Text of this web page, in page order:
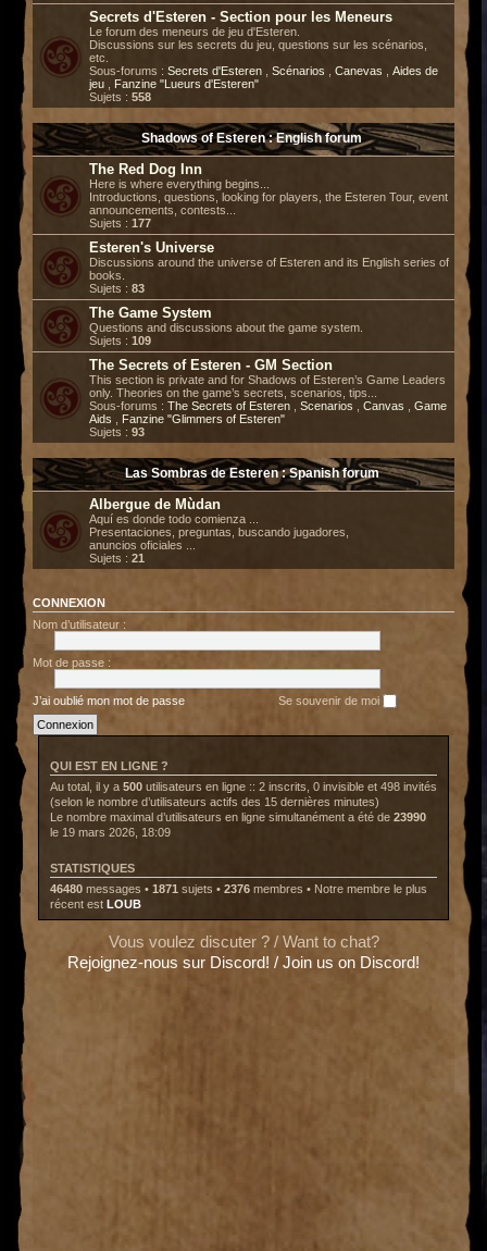
Secrets d'Esteren - Section pour les Meneurs
Le forum des meneurs de jeu d'Esteren.
Discussions sur les secrets du jeu, questions sur les scénarios,
etc.
Sous-forums : Secrets d'Esteren Scénarios Canevas
Aides de
jeu
Fanzine "Lueurs d'Esteren"
Sujets : 558
Shadows of Esteren : English forum
The Red Dog Inn
Here is where everything begins...
Introductions, questions, looking for players, the Esteren Tour, event
announcements, contests...
Sujets : 177
Esteren's Universe
Discussions around the universe of Esteren and its English series of
books.
Sujets : 83
The Game System
Questions and discussions about the game system.
Sujets : 109
The Secrets of Esteren - GM Section
This section is private and for Shadows of Esteren’s Game Leaders
only. Theories on the game’s secrets, scenarios, tips...
Sous-forums : The Secrets of Esteren Scenarios Canvas
Game
Aids
Fanzine "Glimmers of Esteren"
Sujets : 93
Las Sombras de Esteren : Spanish forum
Albergue de Mùdan
Aquí es donde todo comienza ...
Presentaciones, preguntas, buscando jugadores,
anuncios oficiales ...
Sujets : 21
CONNEXION
Nom d’utilisateur :
Mot de passe :
J’ai oublié mon mot de passe Se souvenir de moi
QUI EST EN LIGNE ?
Au total, il y a 500 utilisateurs en ligne :: 2 inscrits, 0 invisible et 498 invités
(selon le nombre d’utilisateurs actifs des 15 dernières minutes)
Le nombre maximal d’utilisateurs en ligne simultanément a été de 23990
le 19 mars 2026, 18:09
STATISTIQUES
46480 messages • 1871 sujets • 2376 membres • Notre membre le plus
récent est LOUB
Vous voulez discuter ? / Want to chat?
Rejoignez-nous sur Discord! / Join us on Discord!